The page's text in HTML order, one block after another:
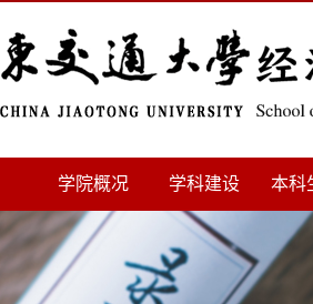
学院概况 学科建设 本科